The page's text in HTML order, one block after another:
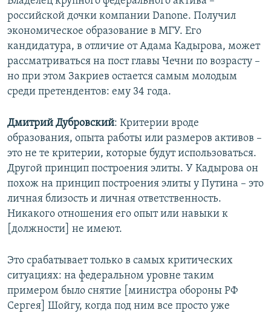
российской дочки компании Danone. Получил
экономическое образование в МГУ. Его
кандидатура, в отличие от Адама Кадырова, может
рассматриваться на пост главы Чечни по возрасту –
но при этом Закриев остается самым молодым
среди претендентов: ему 34 года.
Дмитрий Дубровский: Критерии вроде
образования, опыта работы или размеров активов –
это не те критерии, которые будут использоваться.
Другой принцип построения элиты. У Кадырова он
похож на принцип построения элиты у Путина – это
личная близость и личная ответственность.
Никакого отношения его опыт или навыки к
[должности] не имеют.
Это срабатывает только в самых критических
ситуациях: на федеральном уровне таким
примером было снятие [министра обороны РФ
Сергея] Шойгу, когда под ним все просто уже